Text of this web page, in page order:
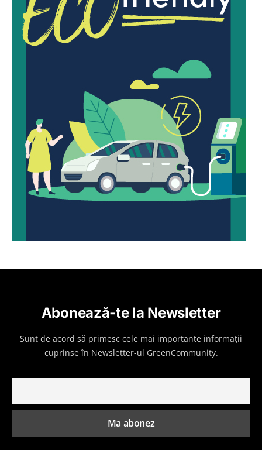
Abonează-te la Newsletter
Sunt de acord să primesc cele mai importante informații
cuprinse în Newsletter-ul GreenCommunity.